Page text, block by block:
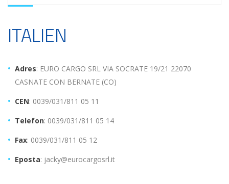
ITALIEN
Adres: EURO CARGO SRL VIA SOCRATE 19/21 22070
CASNATE CON BERNATE (CO)
CEN: 0039/031/811 05 11
Telefon: 0039/031/811 05 14
Fax: 0039/031/811 05 12
Eposta: jacky@eurocargosrl.it